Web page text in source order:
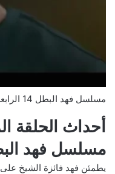
مسلسل فهد البطل 14 الرابعة عشر كاملة 2025 بدقة عالية
أحداث الحلقة
مسلسل فهد
يطمئن فهد فائزة الشيخ